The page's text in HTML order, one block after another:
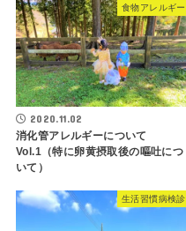
食物アレルギー
2020.11.02
消化管アレルギーについて
Vol.1（特に卵黄摂取後の嘔吐につ
いて）
生活習慣病検診